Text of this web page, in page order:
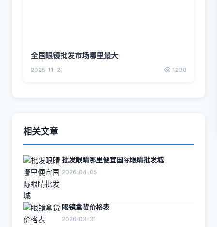
全国眼镜批发市场哪里最大
2025-11-21 1238
相关文章
批发眼睛哪里便宜国际眼睛批发城
2026-04-05
眼镜拿货价格表
2026-03-31